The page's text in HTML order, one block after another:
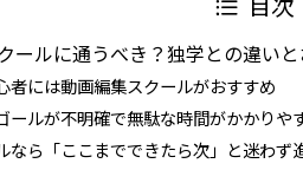
ールに通うべき？独学との違い
者には動画編集スクールがおすすめ
ールが不明確で無駄な時間がかかりや
なら「ここまでできたら次」と迷わず